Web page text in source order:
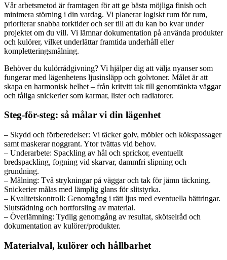
Vår arbetsmetod är framtagen för att ge bästa möjliga finish och
minimera störning i din vardag. Vi planerar logiskt rum för rum,
prioriterar snabba torktider och ser till att du kan bo kvar under
projektet om du vill. Vi lämnar dokumentation på använda produkter
och kulörer, vilket underlättar framtida underhåll eller
kompletteringsmålning.
Behöver du kulörrådgivning? Vi hjälper dig att välja nyanser som
fungerar med lägenhetens ljusinsläpp och golvtoner. Målet är att
skapa en harmonisk helhet – från kritvitt tak till genomtänkta väggar
och tåliga snickerier som karmar, lister och radiatorer.
Steg-för-steg: så målar vi din lägenhet
– Skydd och förberedelser: Vi täcker golv, möbler och kökspassager
samt maskerar noggrant. Ytor tvättas vid behov.
– Underarbete: Spackling av hål och sprickor, eventuellt
bredspackling, fogning vid skarvar, dammfri slipning och
grundning.
– Målning: Två strykningar på väggar och tak för jämn täckning.
Snickerier målas med lämplig glans för slitstyrka.
– Kvalitetskontroll: Genomgång i rätt ljus med eventuella bättringar.
Slutstädning och bortforsling av material.
– Överlämning: Tydlig genomgång av resultat, skötselråd och
dokumentation av kulörer/produkter.
Materialval, kulörer och hållbarhet